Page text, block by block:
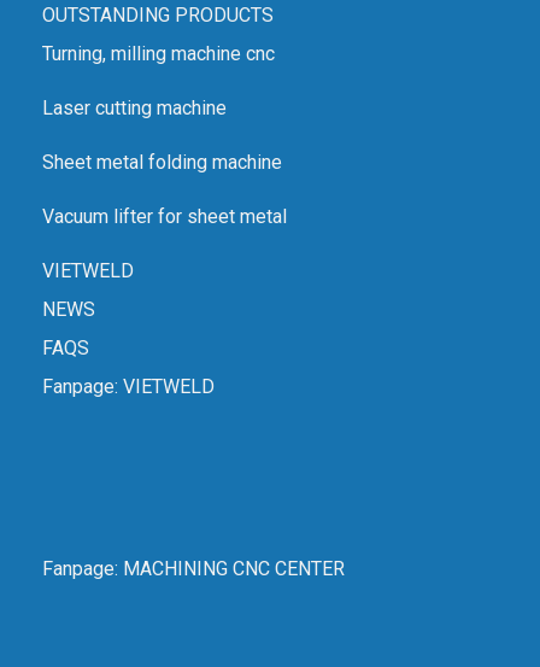
OUTSTANDING PRODUCTS
Turning, milling machine cnc
Laser cutting machine
Sheet metal folding machine
Vacuum lifter for sheet metal
VIETWELD
NEWS
FAQS
Fanpage: VIETWELD
Fanpage: MACHINING CNC CENTER